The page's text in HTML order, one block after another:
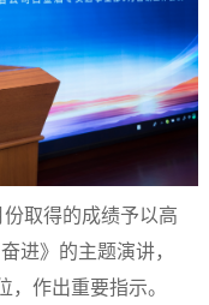
取得的成绩予以高
进》的主题演讲，
，作出重要指示。